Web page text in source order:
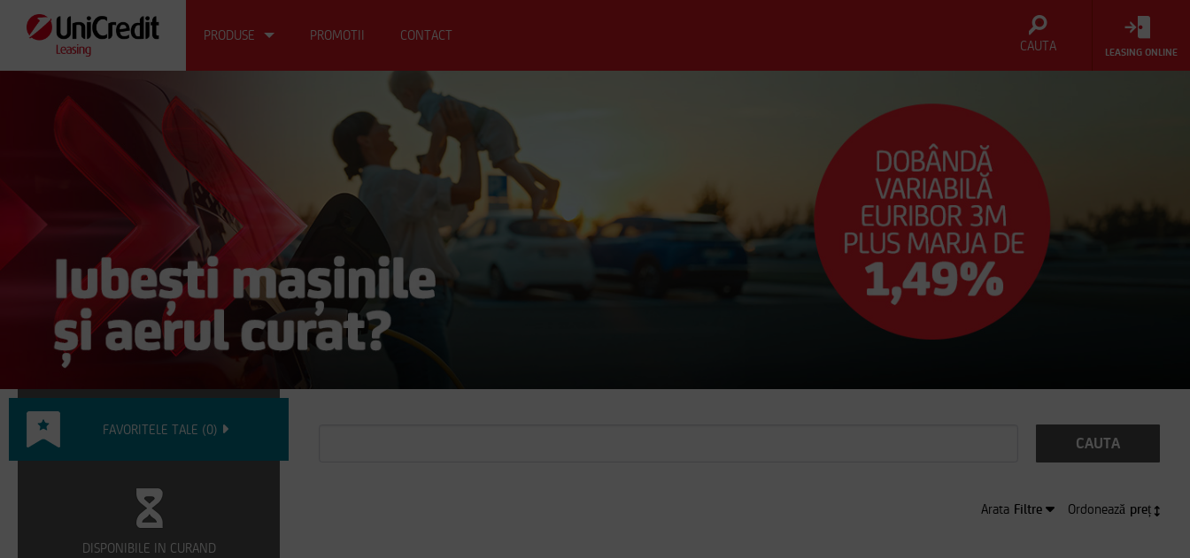
PRODUSE PROMOTII CONTACT
CAUTA LEASING ONLINE
FAVORITELE TALE (0)
DISPONIBILE IN CURAND
CAUTA
Arata Filtre Ordonează preț